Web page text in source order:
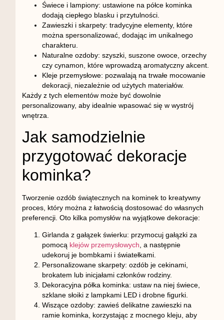
Świece i lampiony: ustawione na półce kominka
dodają ciepłego blasku i przytulności.
Zawieszki i skarpety: tradycyjne elementy, które
można spersonalizować, dodając im unikalnego
charakteru.
Naturalne ozdoby: szyszki, suszone owoce, orzechy
czy cynamon, które wprowadzą aromatyczny akcent.
Kleje przemysłowe: pozwalają na trwałe mocowanie
dekoracji, niezależnie od użytych materiałów.
Każdy z tych elementów może być dowolnie
personalizowany, aby idealnie wpasować się w wystrój
wnętrza.
Jak samodzielnie
przygotować dekoracje
kominka?
Tworzenie ozdób świątecznych na kominek to kreatywny
proces, który można z łatwością dostosować do własnych
preferencji. Oto kilka pomysłów na wyjątkowe dekoracje:
Girlanda z gałązek świerku: przymocuj gałązki za
pomocą klejów przemysłowych, a następnie
udekoruj je bombkami i światełkami.
Personalizowane skarpety: ozdób je cekinami,
brokatem lub inicjałami członków rodziny.
Dekoracyjna półka kominka: ustaw na niej świece,
szklane słoiki z lampkami LED i drobne figurki.
Wiszące ozdoby: zawieś delikatne zawieszki na
ramie kominka, korzystając z mocnego kleju, aby